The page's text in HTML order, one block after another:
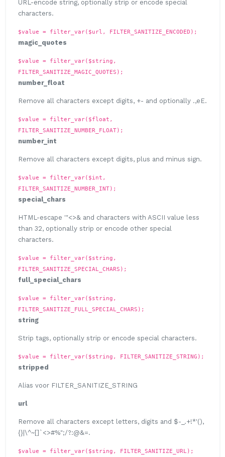
URL-encode string, optionally strip or encode special
characters.
$value = filter_var($url, FILTER_SANITIZE_ENCODED);
magic_quotes
$value = filter_var($string,
FILTER_SANITIZE_MAGIC_QUOTES);
number_float
Remove all characters except digits, +- and optionally .,eE.
$value = filter_var($float,
FILTER_SANITIZE_NUMBER_FLOAT);
number_int
Remove all characters except digits, plus and minus sign.
$value = filter_var($int,
FILTER_SANITIZE_NUMBER_INT);
special_chars
HTML-escape '"<>& and characters with ASCII value less
than 32, optionally strip or encode other special
characters.
$value = filter_var($string,
FILTER_SANITIZE_SPECIAL_CHARS);
full_special_chars
$value = filter_var($string,
FILTER_SANITIZE_FULL_SPECIAL_CHARS);
string
Strip tags, optionally strip or encode special characters.
$value = filter_var($string, FILTER_SANITIZE_STRING);
stripped
Alias voor FILTER_SANITIZE_STRING
url
Remove all characters except letters, digits and $-_.+!*'(),
{}|\^~[]`<>#%";/?:@&=.
$value = filter_var($string, FILTER_SANITIZE_URL);